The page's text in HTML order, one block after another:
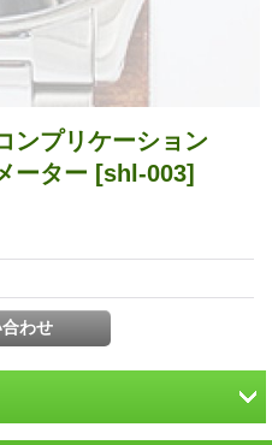
ンプリケーション
ーター [shl-003]